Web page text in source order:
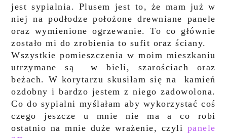
jest sypialnia. Plusem jest to, że mam już w
niej na podłodze położone drewniane panele
oraz wymienione ogrzewanie. To co głównie
zostało mi do zrobienia to sufit oraz ściany.
Wszystkie pomieszczenia w moim mieszkaniu
utrzymane są w bieli, szarościach oraz
beżach. W korytarzu skusiłam się na kamień
ozdobny i bardzo jestem z niego zadowolona.
Co do sypialni myślałam aby wykorzystać coś
czego jeszcze u mnie nie ma a co robi
ostatnio na mnie duże wrażenie, czyli panele